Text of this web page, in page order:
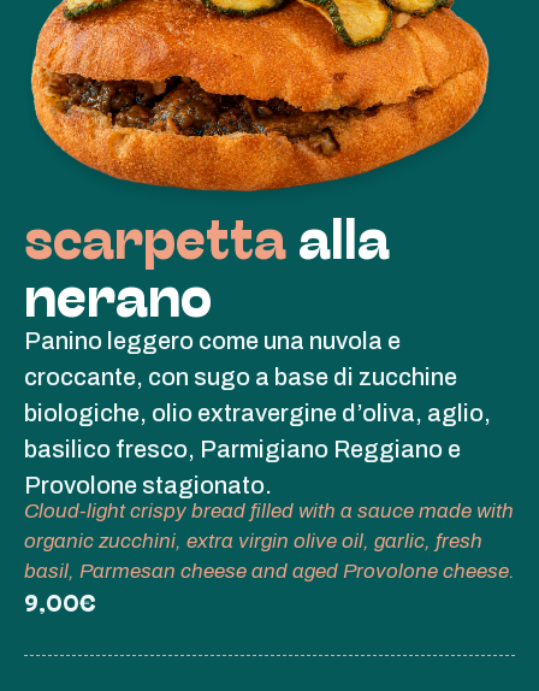
scarpettaalla
nerano
Panino leggero come una nuvola e
croccante, con sugo a base di zucchine
biologiche, olio extravergine d’oliva, aglio,
basilico fresco, Parmigiano Reggiano e
Provolone stagionato.
Cloud-light crispy bread filled with a sauce made with
organic zucchini, extra virgin olive oil, garlic, fresh
basil, Parmesan cheese and aged Provolone cheese.
9,00€